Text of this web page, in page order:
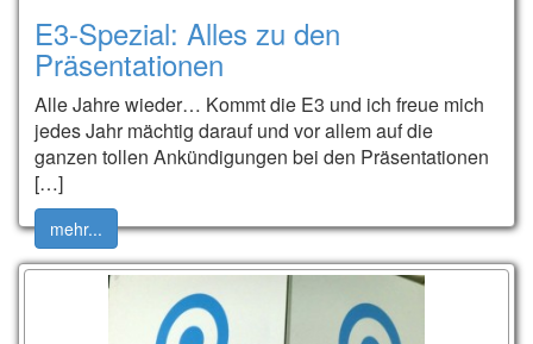
E3-Spezial: Alles zu den
Präsentationen
Alle Jahre wieder… Kommt die E3 und ich freue mich
jedes Jahr mächtig darauf und vor allem auf die
ganzen tollen Ankündigungen bei den Präsentationen
[…]
mehr...